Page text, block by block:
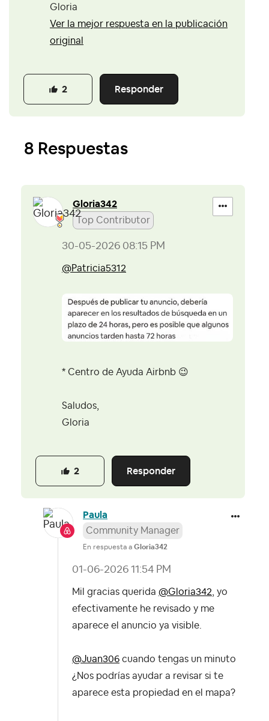
Gloria
Ver la mejor respuesta en la publicación
original
Responder
2
8 Respuestas
Gloria342
Top Contributor
‎30-05-2026 08:15 PM
@Patricia5312
* Centro de Ayuda Airbnb 😉
Saludos,
Gloria
Responder
2
Paula
Community Manager
En respuesta a Gloria342
‎01-06-2026 11:54 PM
Mil gracias querida @Gloria342, yo
efectivamente he revisado y me
aparece el anuncio ya visible.
@Juan306 cuando tengas un minuto
¿Nos podrías ayudar a revisar si te
aparece esta propiedad en el mapa?